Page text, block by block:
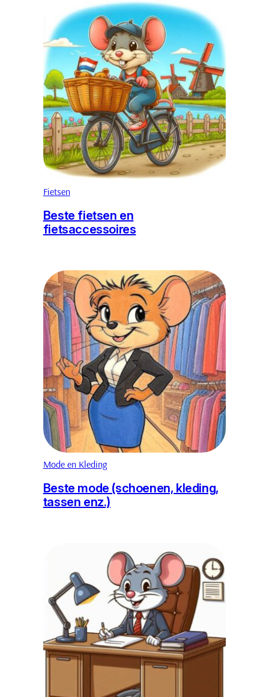
Fietsen
Beste fietsen en
fietsaccessoires
Mode en Kleding
Beste mode (schoenen, kleding,
tassen enz.)